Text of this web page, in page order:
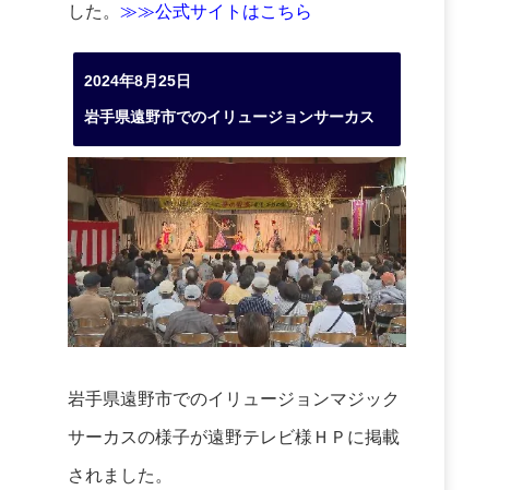
した。 ≫≫公式サイトはこちら
2024年8月25日
岩手県遠野市でのイリュージョンサーカス
岩手県遠野市でのイリュージョンマジック
サーカスの様子が遠野テレビ様ＨＰに掲載
されました。